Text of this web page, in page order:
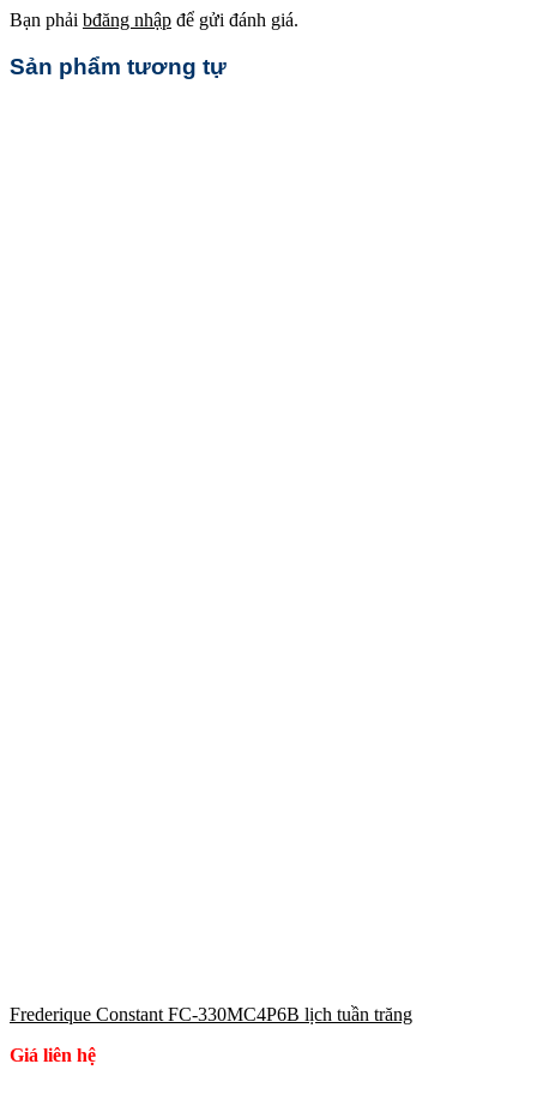
Bạn phải bđăng nhập để gửi đánh giá.
Sản phẩm tương tự
Frederique Constant FC-330MC4P6B lịch tuần trăng
Giá liên hệ